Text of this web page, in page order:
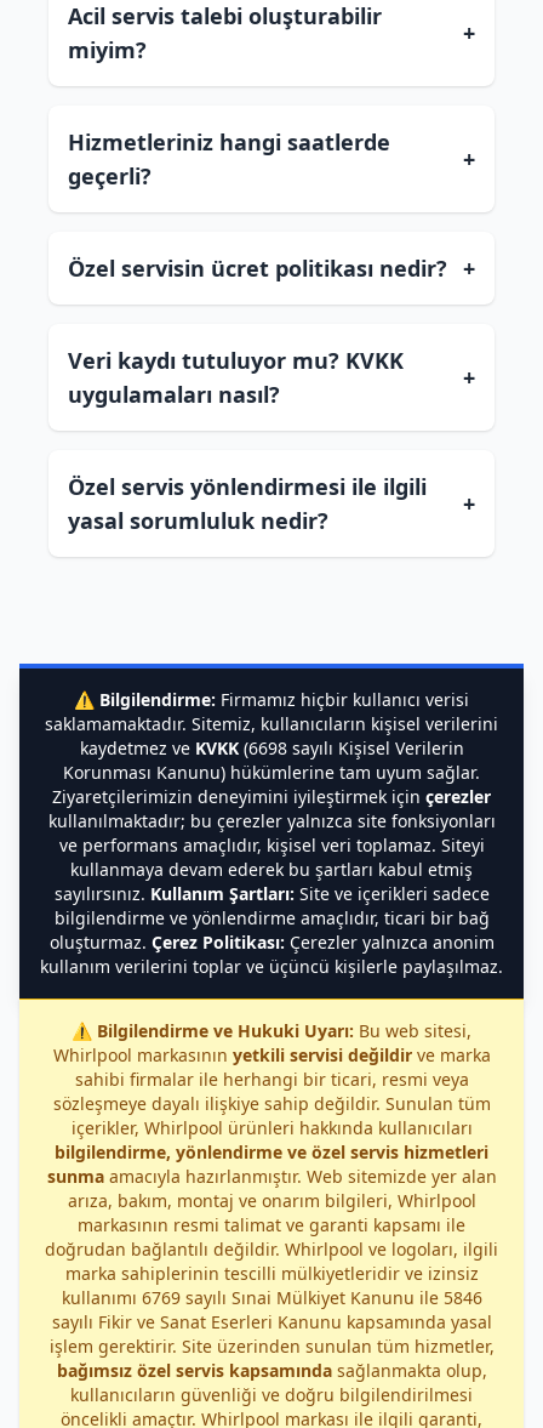
Acil servis talebi oluşturabilir
miyim?
+
Hizmetleriniz hangi saatlerde
geçerli?
+
Özel servisin ücret politikası nedir? +
Veri kaydı tutuluyor mu? KVKK
uygulamaları nasıl?
+
Özel servis yönlendirmesi ile ilgili
yasal sorumluluk nedir?
+
⚠️ Bilgilendirme: Firmamız hiçbir kullanıcı verisi
saklamamaktadır. Sitemiz, kullanıcıların kişisel verilerini
kaydetmez ve KVKK(6698 sayılı Kişisel Verilerin
Korunması Kanunu) hükümlerine tam uyum sağlar.
Ziyaretçilerimizin deneyimini iyileştirmek için çerezler
kullanılmaktadır; bu çerezler yalnızca site fonksiyonları
ve performans amaçlıdır, kişisel veri toplamaz. Siteyi
kullanmaya devam ederek bu şartları kabul etmiş
sayılırsınız. Kullanım Şartları: Site ve içerikleri sadece
bilgilendirme ve yönlendirme amaçlıdır, ticari bir bağ
oluşturmaz. Çerez Politikası: Çerezler yalnızca anonim
kullanım verilerini toplar ve üçüncü kişilerle paylaşılmaz.
⚠️ Bilgilendirme ve Hukuki Uyarı: Bu web sitesi,
Whirlpool markasının yetkili servisi değildirve marka
sahibi firmalar ile herhangi bir ticari, resmi veya
sözleşmeye dayalı ilişkiye sahip değildir. Sunulan tüm
içerikler, Whirlpool ürünleri hakkında kullanıcıları
bilgilendirme, yönlendirme ve özel servis hizmetleri
sunmaamacıyla hazırlanmıştır. Web sitemizde yer alan
arıza, bakım, montaj ve onarım bilgileri, Whirlpool
markasının resmi talimat ve garanti kapsamı ile
doğrudan bağlantılı değildir. Whirlpool ve logoları, ilgili
marka sahiplerinin tescilli mülkiyetleridir ve izinsiz
kullanımı 6769 sayılı Sınai Mülkiyet Kanunu ile 5846
sayılı Fikir ve Sanat Eserleri Kanunu kapsamında yasal
işlem gerektirir. Site üzerinden sunulan tüm hizmetler,
bağımsız özel servis kapsamındasağlanmakta olup,
kullanıcıların güvenliği ve doğru bilgilendirilmesi
öncelikli amaçtır. Whirlpool markası ile ilgili garanti,